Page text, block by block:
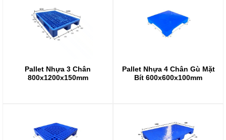
Pallet Nhựa 3 Chân
800x1200x150mm
Pallet Nhựa 4 Chân Gù Mặt
Bít 600x600x100mm